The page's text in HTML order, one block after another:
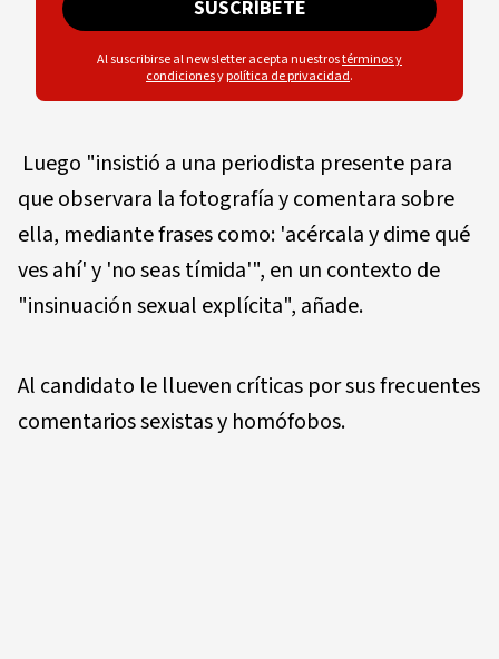
SUSCRÍBETE
Al suscribirse al newsletter acepta nuestrostérminos y
condicionesypolítica de privacidad.
Luego "insistió a una periodista presente para
que observara la fotografía y comentara sobre
ella, mediante frases como: 'acércala y dime qué
ves ahí' y 'no seas tímida'", en un contexto de
"insinuación sexual explícita", añade.
Al candidato le llueven críticas por sus frecuentes
comentarios sexistas y homófobos.